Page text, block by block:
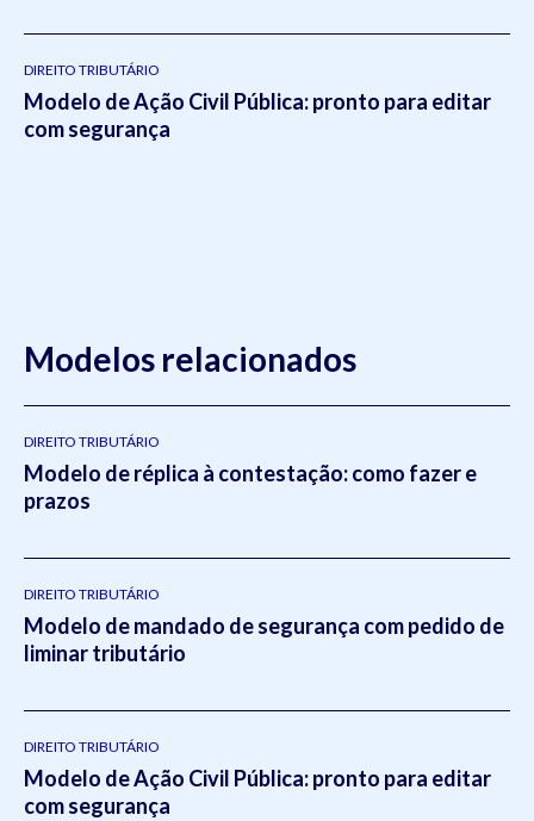
DIREITO TRIBUTÁRIO
Modelo de Ação Civil Pública: pronto para editar
com segurança
Modelos relacionados
DIREITO TRIBUTÁRIO
Modelo de réplica à contestação: como fazer e
prazos
DIREITO TRIBUTÁRIO
Modelo de mandado de segurança com pedido de
liminar tributário
DIREITO TRIBUTÁRIO
Modelo de Ação Civil Pública: pronto para editar
com segurança